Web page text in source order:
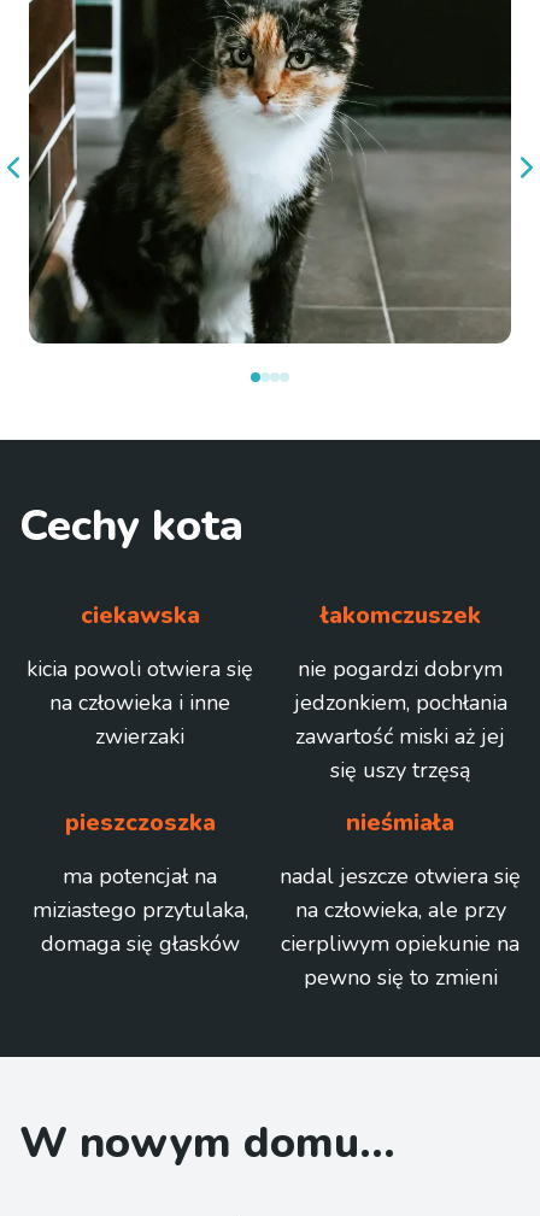
Cechy kota
ciekawska
kicia powoli otwiera się
na człowieka i inne
zwierzaki
łakomczuszek
nie pogardzi dobrym
jedzonkiem, pochłania
zawartość miski aż jej
się uszy trzęsą
pieszczoszka
ma potencjał na
miziastego przytulaka,
domaga się głasków
nieśmiała
nadal jeszcze otwiera się
na człowieka, ale przy
cierpliwym opiekunie na
pewno się to zmieni
W nowym domu...